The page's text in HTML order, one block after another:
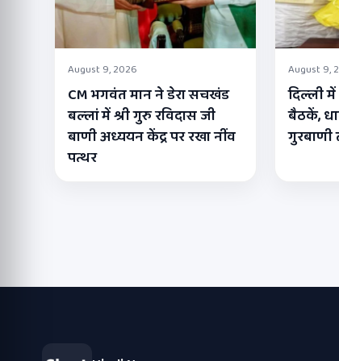
August 9, 2026
CM भगवंत मान ने डेरा सचखंड
बल्लां में श्री गुरु रविदास जी
बाणी अध्ययन केंद्र पर रखा नींव
पत्थर
August 9,
दिल्ली
बैठकें,
गुरबाणी